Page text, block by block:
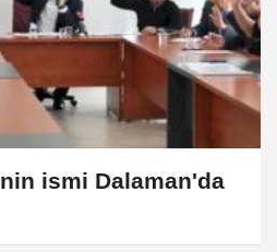
ismi Dalaman'da